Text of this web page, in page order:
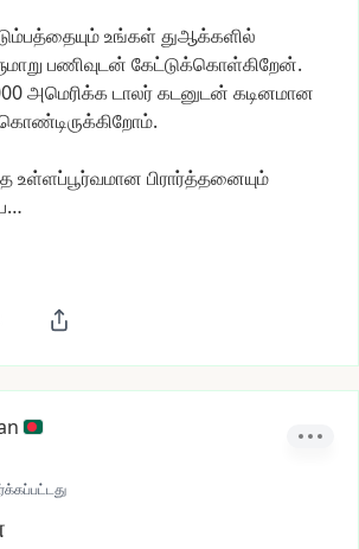
உங்கள் துஆக்களில்
பணிவுடன் கேட்டுக்கொள்கிறேன்.
அமெரிக்கடாலர்கடனுடன் கடினமான
உள்ளப்பூர்வமான பிரார்த்தனையும்